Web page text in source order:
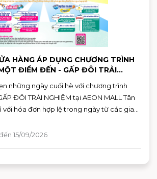
HÀNG ÁP DỤNG CHƯƠNG TRÌNH
ĐIỂM ĐẾN - GẤP ĐÔI TRẢI
những ngày cuối hè với chương trình
ĐÔI TRẢI NGHIỆM tại AEON MALL Tân
với hóa đơn hợp lệ trong ngày từ các gian
hàng có thể nhận ưu đãi chéo giữa
Ngon và các gian hàng giải trí, giúp hành
15/09/2026